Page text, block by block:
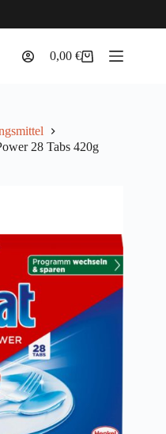
Warenkorb
0,00€
28 Tabs 420g